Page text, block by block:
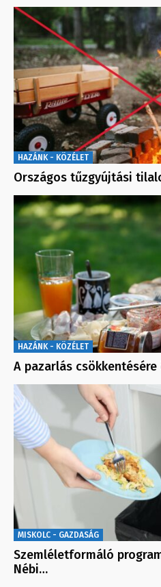
HAZÁNK - KÖZÉLET
Országos tűzgyújtási
HAZÁNK - KÖZÉLET
A pazarlás
MISKOLC - GAZDASÁG
Szemléletformáló
Nébi…